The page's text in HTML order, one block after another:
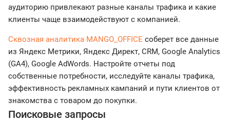
аудиторию привлекают разные каналы трафика и какие
клиенты чаще взаимодействуют с компанией.
Сквозная аналитика MANGO_OFFICE соберет все данные
из Яндекс Метрики, Яндекс Директ, CRM, Google Analytics
(GA4), Google AdWords. Настройте отчеты под
собственные потребности, исследуйте каналы трафика,
эффективность рекламных кампаний и пути клиентов от
знакомства с товаром до покупки.
Поисковые запросы